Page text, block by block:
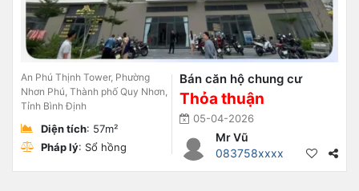
An Phú Thịnh Tower, Phường
Nhơn Phú, Thành phố Quy Nhơn,
Tỉnh Bình Định
Diện tích: 57m²
Pháp lý: Sổ hồng
Bán căn hộ chung cư
Thỏa thuận
05-04-2026
Mr Vũ
083758xxxx